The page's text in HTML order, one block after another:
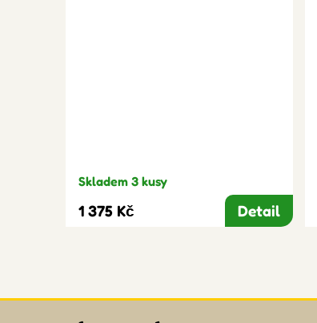
Skladem 3 kusy
1 375 Kč Detail